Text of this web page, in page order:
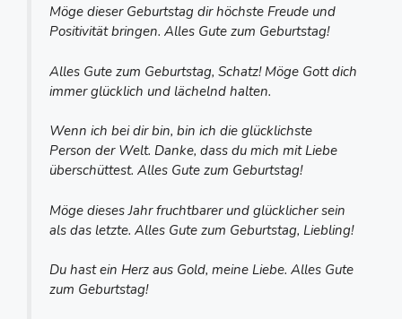
Möge dieser Geburtstag dir höchste Freude und
Positivität bringen. Alles Gute zum Geburtstag!
Alles Gute zum Geburtstag, Schatz! Möge Gott dich
immer glücklich und lächelnd halten.
Wenn ich bei dir bin, bin ich die glücklichste
Person der Welt. Danke, dass du mich mit Liebe
überschüttest. Alles Gute zum Geburtstag!
Möge dieses Jahr fruchtbarer und glücklicher sein
als das letzte. Alles Gute zum Geburtstag, Liebling!
Du hast ein Herz aus Gold, meine Liebe. Alles Gute
zum Geburtstag!